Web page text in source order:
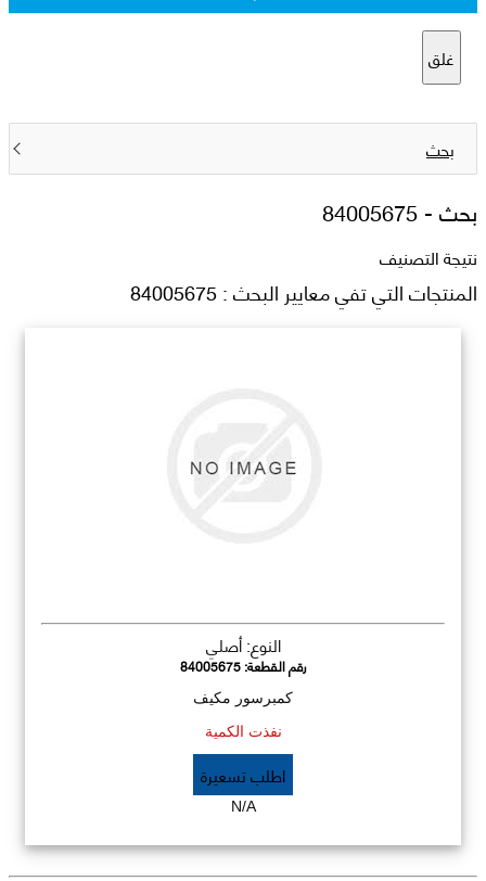
غلق
بحث
بحث -84005675
نتيجة التصنيف
المنتجات التي تفي معايير البحث : 84005675
النوع: أصلي
رقم القطعة:84005675
كمبرسور مكيف
نفذت الكمية
اطلب تسعيرة
N/A